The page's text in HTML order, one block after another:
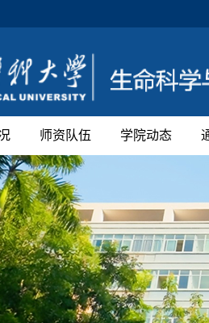
师资队伍 学院动态